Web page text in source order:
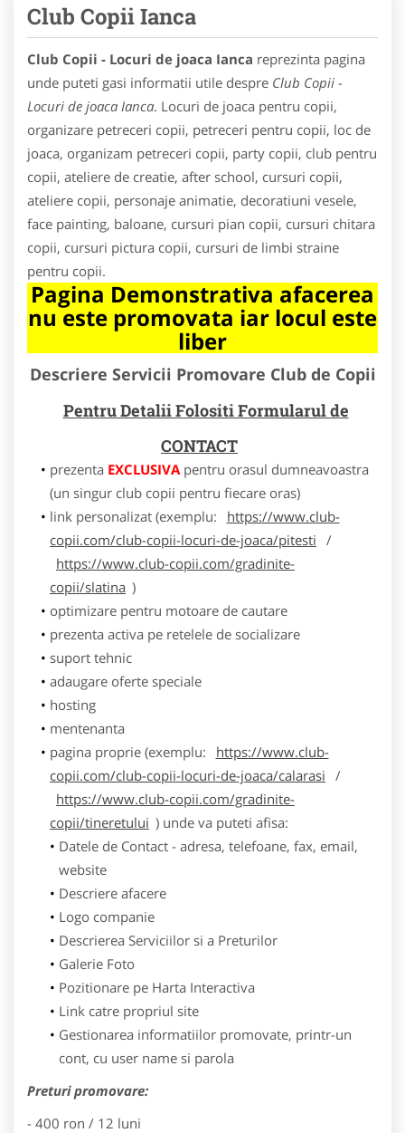
Club Copii Ianca
Club Copii - Locuri de joaca Ianca reprezinta pagina
unde puteti gasi informatii utile despre Club Copii -
Locuri de joaca Ianca. Locuri de joaca pentru copii,
organizare petreceri copii, petreceri pentru copii, loc de
joaca, organizam petreceri copii, party copii, club pentru
copii, ateliere de creatie, after school, cursuri copii,
ateliere copii, personaje animatie, decoratiuni vesele,
face painting, baloane, cursuri pian copii, cursuri chitara
copii, cursuri pictura copii, cursuri de limbi straine
pentru copii.
Pagina Demonstrativa afacerea
nu este promovata iar locul este
liber
Descriere Servicii Promovare Club de Copii
Pentru Detalii Folositi Formularul de
CONTACT
prezenta EXCLUSIVApentru orasul dumneavoastra
(un singur club copii pentru fiecare oras)
link personalizat (exemplu:
https://www.club-
copii.com/club-copii-locuri-de-joaca/pitesti /
https://www.club-copii.com/gradinite-
copii/slatina )
optimizare pentru motoare de cautare
prezenta activa pe retelele de socializare
suport tehnic
adaugare oferte speciale
hosting
mentenanta
pagina proprie (exemplu:
https://www.club-
copii.com/club-copii-locuri-de-joaca/calarasi /
https://www.club-copii.com/gradinite-
copii/tineretului ) unde va puteti afisa:
Datele de Contact - adresa, telefoane, fax, email,
website
Descriere afacere
Logo companie
Descrierea Serviciilor si a Preturilor
Galerie Foto
Pozitionare pe Harta Interactiva
Link catre propriul site
Gestionarea informatiilor promovate, printr-un
cont, cu user name si parola
Preturi promovare:
- 400 ron / 12 luni